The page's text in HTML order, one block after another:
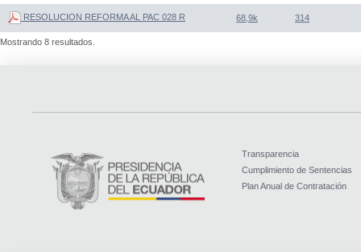
RESOLUCION REFORMA AL PAC 028 R 68,9k 314
Mostrando 8 resultados.
Transparencia
Cumplimiento de Sentencias
Plan Anual de Contratación